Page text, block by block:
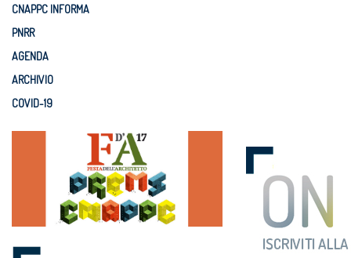
CNAPPC INFORMA
PNRR
AGENDA
ARCHIVIO
COVID-19